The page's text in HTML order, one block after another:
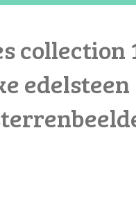
collection
edelsteen